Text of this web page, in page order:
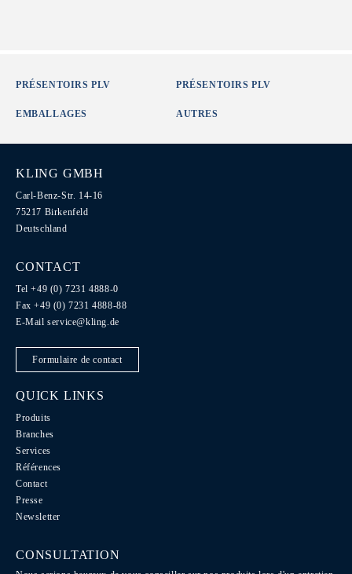
PRÉSENTOIRS PLV PRÉSENTOIRS PLV
EMBALLAGES AUTRES
KLING GMBH
Carl-Benz-Str. 14-16
75217 Birkenfeld
Deutschland
CONTACT
Tel +49 (0) 7231 4888-0
Fax +49 (0) 7231 4888-88
E-Mailservice@kling.de
Formulaire de contact
QUICK LINKS
Produits
Branches
Services
Références
Contact
Presse
Newsletter
CONSULTATION